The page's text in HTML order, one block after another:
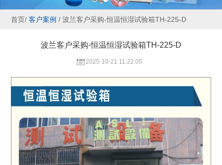
首页/ 客户案例 / 波兰客户采购-恒温恒湿试验箱TH-225-D
波兰客户采购-恒温恒湿试验箱TH-225-D
2025-10-21 11:22:05